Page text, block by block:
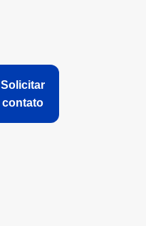
Solicitar
contato